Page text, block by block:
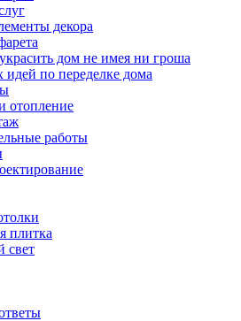
декора
дом не имея ни гроша
по переделке дома
отопление
работы
плитка
свет